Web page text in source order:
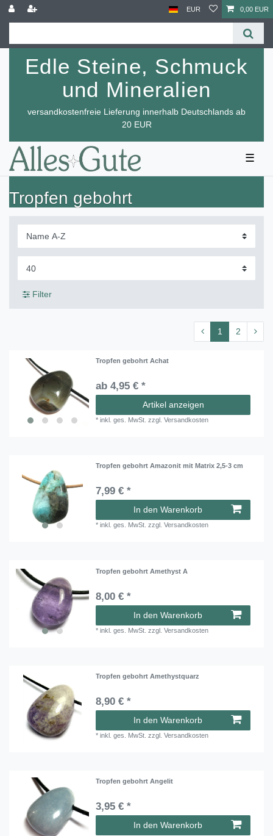
EUR 0,00 EUR
Edle Steine, Schmuck
und Mineralien
versandkostenfreie Lieferung innerhalb Deutschlands ab
20 EUR
☰
Tropfen gebohrt
Filter
1 2
Tropfen gebohrt Achat
ab 4,95 € *
Artikel anzeigen
*inkl. ges. MwSt. zzgl.Versandkosten
Tropfen gebohrt Amazonit mit Matrix 2,5-3 cm
7,99 € *
In den Warenkorb
*inkl. ges. MwSt. zzgl.Versandkosten
Tropfen gebohrt Amethyst A
8,00 € *
In den Warenkorb
*inkl. ges. MwSt. zzgl.Versandkosten
Tropfen gebohrt Amethystquarz
8,90 € *
In den Warenkorb
*inkl. ges. MwSt. zzgl.Versandkosten
Tropfen gebohrt Angelit
3,95 € *
In den Warenkorb